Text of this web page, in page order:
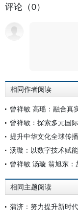
评论（0）
相同作者阅读
曾祥敏：探索多元国
提升中华文化全球传
汤璇：以数字技术赋
曾祥敏 汤璇 翁旭东
相同主题阅读
蒲济：努力提升新时